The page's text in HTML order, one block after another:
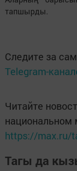
тапшырды.
Следите за
Telegram-
Читайте
https://max.ru/
Тагы да